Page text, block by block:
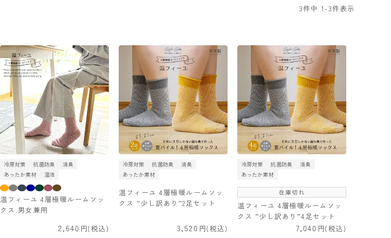
3件中 1 -3件表示
冷房対策 抗菌防臭
消臭
あったか素材
温活
温フィーユ 4層極暖ルームソッ
クス 男女兼用
2,640 税込
冷房対策 抗菌防臭
消臭
あったか素材
温フィーユ 4層極暖ルームソッ
クス ”少し訳あり”2足セット
3,520 税込
冷房対策 抗菌防臭
消臭
あったか素材
在庫切れ
温フィーユ 4層極暖ルームソッ
クス ”少し訳あり”4足セット
7,040 税込